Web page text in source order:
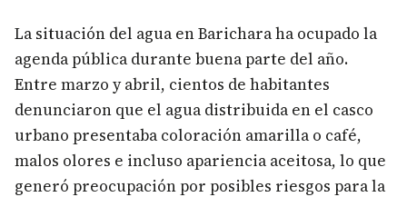
La situación del agua en Barichara ha ocupado la
agenda pública durante buena parte del año.
Entre marzo y abril, cientos de habitantes
denunciaron que el agua distribuida en el casco
urbano presentaba coloración amarilla o café,
malos olores e incluso apariencia aceitosa, lo que
generó preocupación por posibles riesgos para la